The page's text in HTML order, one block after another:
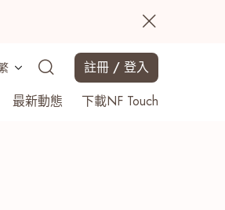
註冊 / 登入
最新動態 下載NF Touch